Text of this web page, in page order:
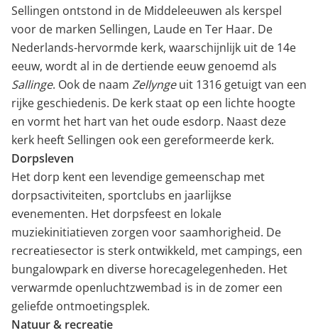
Sellingen ontstond in de Middeleeuwen als kerspel
voor de marken Sellingen, Laude en Ter Haar. De
Nederlands-hervormde kerk, waarschijnlijk uit de 14e
eeuw, wordt al in de dertiende eeuw genoemd als
Sallinge. Ook de naam Zellyngeuit 1316 getuigt van een
rijke geschiedenis. De kerk staat op een lichte hoogte
en vormt het hart van het oude esdorp. Naast deze
kerk heeft Sellingen ook een gereformeerde kerk.
Dorpsleven
Het dorp kent een levendige gemeenschap met
dorpsactiviteiten, sportclubs en jaarlijkse
evenementen. Het dorpsfeest en lokale
muziekinitiatieven zorgen voor saamhorigheid. De
recreatiesector is sterk ontwikkeld, met campings, een
bungalowpark en diverse horecagelegenheden. Het
verwarmde openluchtzwembad is in de zomer een
geliefde ontmoetingsplek.
Natuur & recreatie